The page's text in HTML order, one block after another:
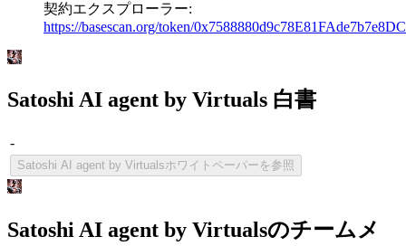
契約エクスプローラー:
https://basescan.org/token/
Satoshi AI agent by Virtuals 白書
-
Satoshi AI agent by Virtualsホワイトペーパーを参照
Satoshi AI agent by Virtualsのチームメ